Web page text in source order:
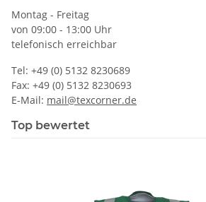
Montag - Freitag
von 09:00 - 13:00 Uhr
telefonisch erreichbar
Tel: +49 (0) 5132 8230689
Fax: +49 (0) 5132 8230693
E-Mail: mail@texcorner.de
Top bewertet